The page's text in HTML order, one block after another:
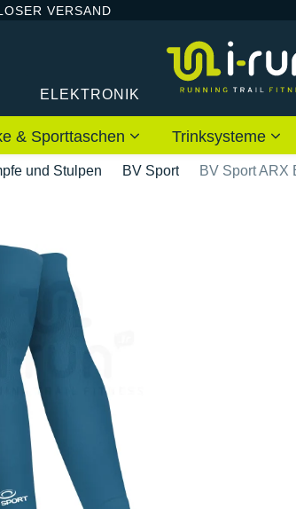
VERSAND
ELEKTRONIK
& Sporttaschen Trinksysteme
und Stulpen BV Sport BV Sport ARX